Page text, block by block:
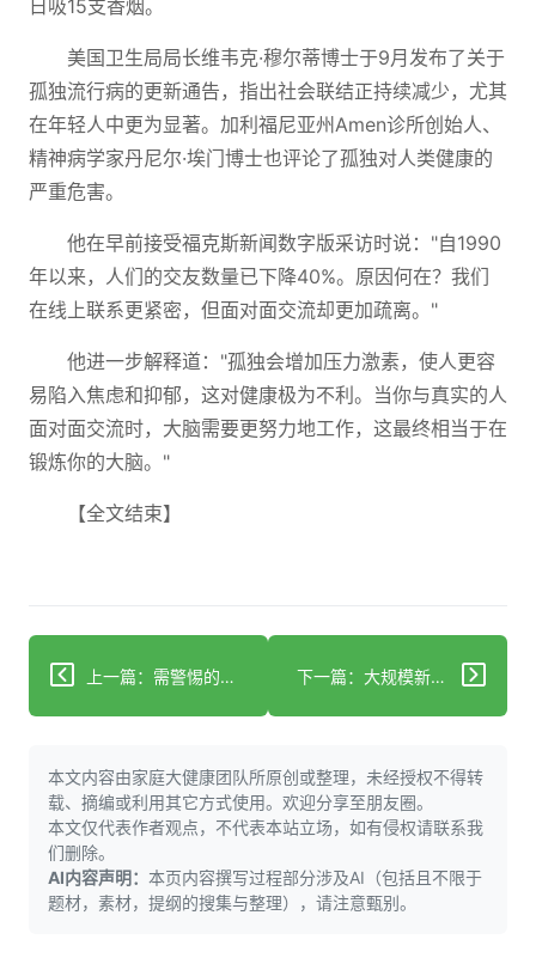
日吸15支香烟。
美国卫生局局长维韦克·穆尔蒂博士于9月发布了关于
孤独流行病的更新通告，指出社会联结正持续减少，尤其
在年轻人中更为显著。加利福尼亚州Amen诊所创始人、
精神病学家丹尼尔·埃门博士也评论了孤独对人类健康的
严重危害。
他在早前接受福克斯新闻数字版采访时说："自1990
年以来，人们的交友数量已下降40%。原因何在？我们
在线上联系更紧密，但面对面交流却更加疏离。"
他进一步解释道："孤独会增加压力激素，使人更容
易陷入焦虑和抑郁，这对健康极为不利。当你与真实的人
面对面交流时，大脑需要更努力地工作，这最终相当于在
锻炼你的大脑。"
【全文结束】
上一篇：需警惕的五大痴呆症风险因素 下一篇：大规模新分析显示常规疫苗接种与降低痴呆风险相关
本文内容由家庭大健康团队所原创或整理，未经授权不得转
载、摘编或利用其它方式使用。欢迎分享至朋友圈。
本文仅代表作者观点，不代表本站立场，如有侵权请联系我
们删除。
AI内容声明： 本页内容撰写过程部分涉及AI（包括且不限于
题材，素材，提纲的搜集与整理），请注意甄别。